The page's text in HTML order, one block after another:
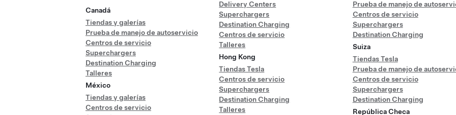
Canadá
Tiendas y galerías
Prueba de manejo de autoservicio
Centros de servicio
Superchargers
Destination Charging
Talleres
México
Tiendas y galerías
Centros de servicio
Delivery Centers
Superchargers
Destination Charging
Centros de servicio
Talleres
Hong Kong
Tiendas Tesla
Centros de servicio
Superchargers
Destination Charging
Talleres
Prueba de manejo de
Centros de servicio
Superchargers
Destination Charging
Suiza
Tiendas Tesla
Prueba de manejo de
Centros de servicio
Superchargers
Destination Charging
República Checa